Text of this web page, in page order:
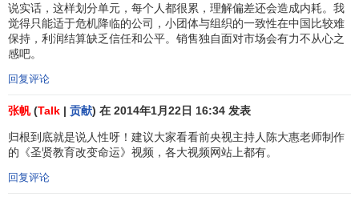
经营，凝聚全体员工力量的经营管理系统。这其中，首先就
是要有能使全体员工毫无疑义地全力埋头工作的经营理念和
经营哲学
京瓷集团的阿米巴经营
京瓷公司就是由一个个被称为“阿米巴小组”的单位构成。
与一般的日本公司一样，京瓷也有事业本部、事业部等部、
课、系、班的阶层制。但与其他公司不同的是，
说实话，这样划分单元，每个人都很累，理解偏差还会造成内耗。我
觉得只能适于危机降临的公司，小团体与组织的一致性在中国比较难
保持，利润结算缺乏信任和公平。销售独自面对市场会有力不从心之
感吧。
回复评论
张帆(Talk | 贡献) 在 2014年1月22日 16:34 发表
归根到底就是说人性呀！建议大家看看前央视主持人陈大惠老师制作
的《圣贤教育改变命运》视频，各大视频网站上都有。
回复评论